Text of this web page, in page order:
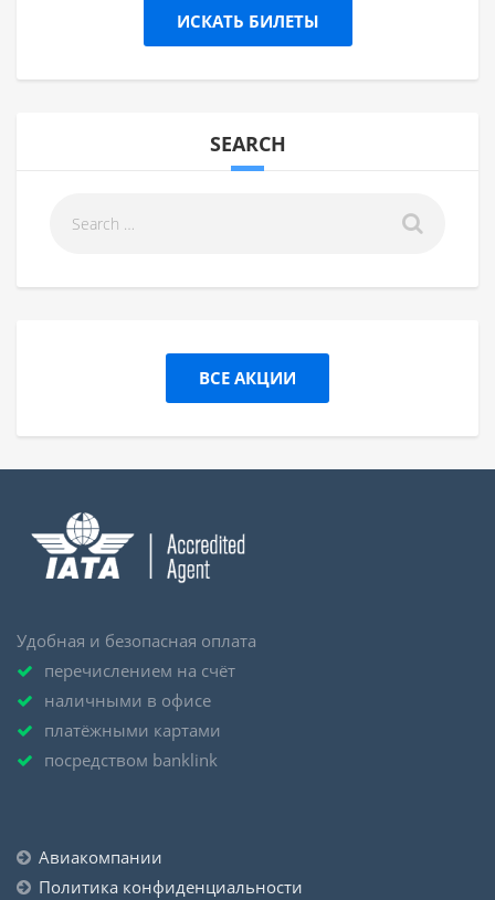
ИСКАТЬ БИЛЕТЫ
SEARCH
ВСЕ АКЦИИ
Удобная и безопасная оплата
перечислением на счёт
наличными в офисе
платёжными картами
посредством banklink
Авиакомпании
Политика конфиденциальности